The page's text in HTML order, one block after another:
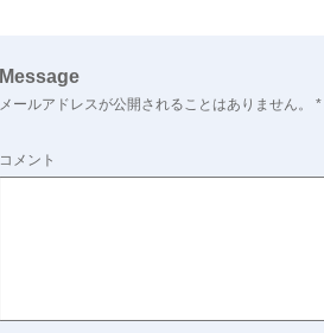
Message
メールアドレスが公開されることはありません。 *
コメント